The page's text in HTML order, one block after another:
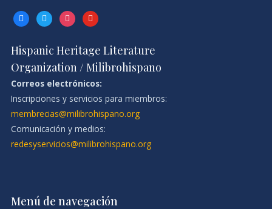
facebooktwitterinstagramyoutube
Hispanic Heritage Literature
Organization / Milibrohispano
Correos electrónicos:
Inscripciones y servicios para miembros:
membrecias@milibrohispano.org
Comunicación y medios:
redesyservicios@milibrohispano.org
Menú de navegación